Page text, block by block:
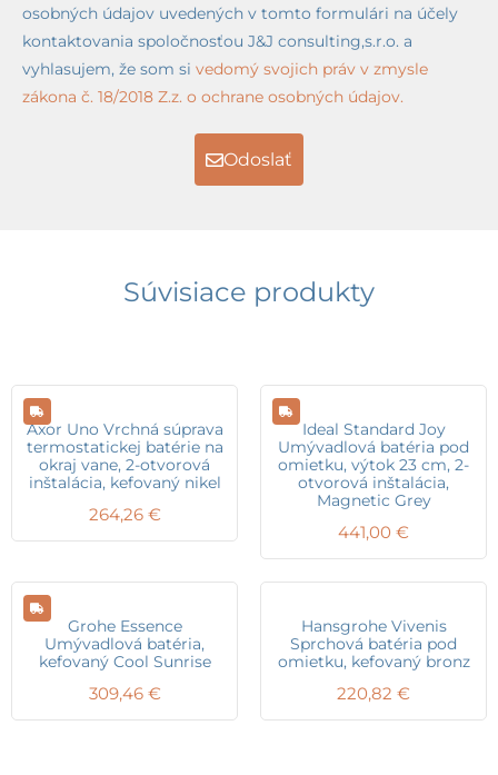
osobných údajov uvedených v tomto formulári na účely
kontaktovania spoločnosťou J&J consulting,s.r.o. a
vyhlasujem, že som si vedomý svojich práv v zmysle
zákona č. 18/2018 Z.z. o ochrane osobných údajov.
Odoslať
Súvisiace produkty
Axor Uno Vrchná súprava
termostatickej batérie na
okraj vane, 2-otvorová
inštalácia, kefovaný nikel
264,26 €
Ideal Standard Joy
Umývadlová batéria pod
omietku, výtok 23 cm, 2-
otvorová inštalácia,
Magnetic Grey
441,00 €
Grohe Essence
Umývadlová batéria,
kefovaný Cool Sunrise
309,46 €
Hansgrohe Vivenis
Sprchová batéria pod
omietku, kefovaný bronz
220,82 €